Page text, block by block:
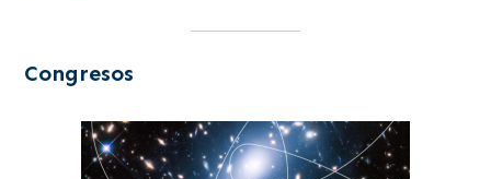
Congresos